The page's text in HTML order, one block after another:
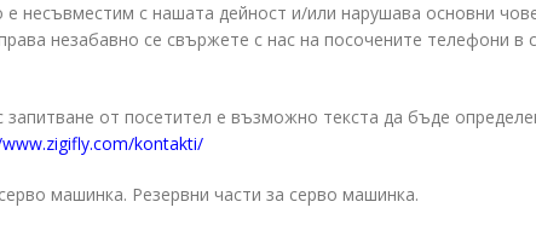
несъвместим с нашата дейност и/или нарушава основни
незабавно се свържете с нас на посочените телефони в
от посетител е възможно текста да бъде
kontakti/
машинка. Резервни части за серво машинка.